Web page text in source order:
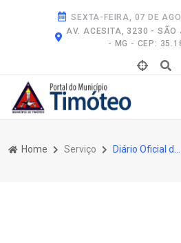
SEXTA-FEIRA, 07 DE
AV. ACESITA, 3230 - SÃO
- MG - CEP:
Home Serviço